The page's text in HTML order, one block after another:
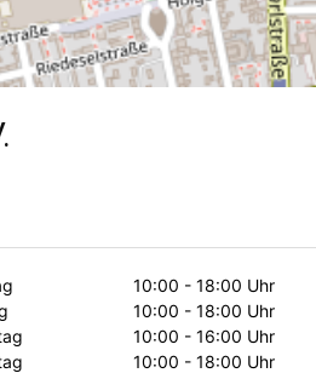
10:00 - 18:00 Uhr
10:00 - 18:00 Uhr
10:00 - 16:00 Uhr
10:00 - 18:00 Uhr